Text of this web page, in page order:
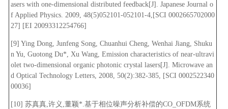
asers with one-dimensional distributed feedback[J]. Japanese Journal o
f Applied Physics. 2009, 48(5)052101-052101-4,[SCI 0002665702000
27] [EI 20093312254766]
[9] Ying Dong, Junfeng Song, Chuanhui Cheng, Wenhai Jiang, Shuku
n Yu, Guotong Du*, Xu Wang, Emission characteristics of near-ultravi
olet two-dimensional organic photonic crystal lasers[J]. Microwave an
d Optical Technology Letters, 2008, 50(2):382-385, [SCI 0002522340
00036]
[10] 苏真真,许义,董颖*.基于相位噪声分析补偿的CO_OFDM系统